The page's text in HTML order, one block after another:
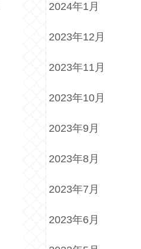
2024年1月
2023年12月
2023年11月
2023年10月
2023年9月
2023年8月
2023年7月
2023年6月